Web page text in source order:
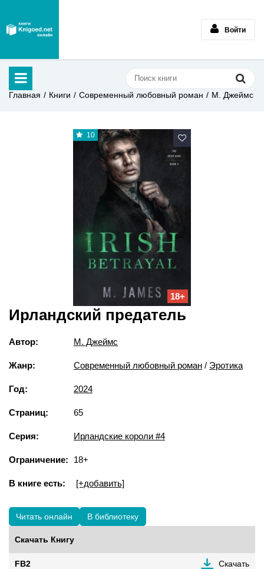
Войти
Главная Книги Современный любовный роман М. Джеймс
10
18+
Ирландский предатель
Автор: М. Джеймс
Жанр: Современный любовный роман / Эротика
Год: 2024
Страниц: 65
Серия: Ирландские короли #4
Ограничение: 18+
В книге есть: [+добавить]
Читать онлайн В библиотеку
Скачать Книгу
FB2 Скачать